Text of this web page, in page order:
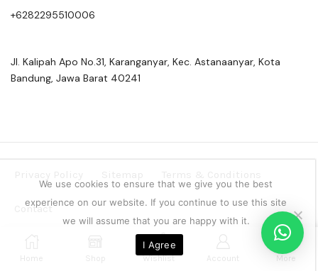
Home Shop
0
Wishlist Account More
+6282295510006
Jl. Kalipah Apo No.31, Karanganyar, Kec. Astanaanyar, Kota
Bandung, Jawa Barat 40241
Contact
Copyright © 2024 Intresse Official Indonesia
We use cookies to ensure that we give you the best
experience on our website. If you continue to use this site
we will assume that you are happy with it.
I Agree